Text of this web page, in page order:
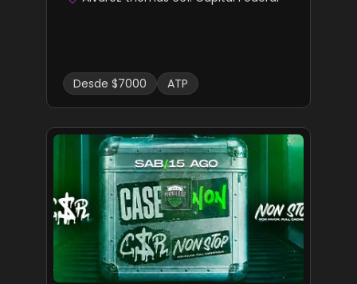
Desde $7000 ATP